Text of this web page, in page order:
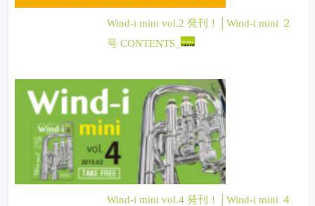
Wind-i mini vol.2 発刊！│Wind-i mini ２
号 CONTENTS_
Wind-i mini vol.4 発刊！│Wind-i mini ４